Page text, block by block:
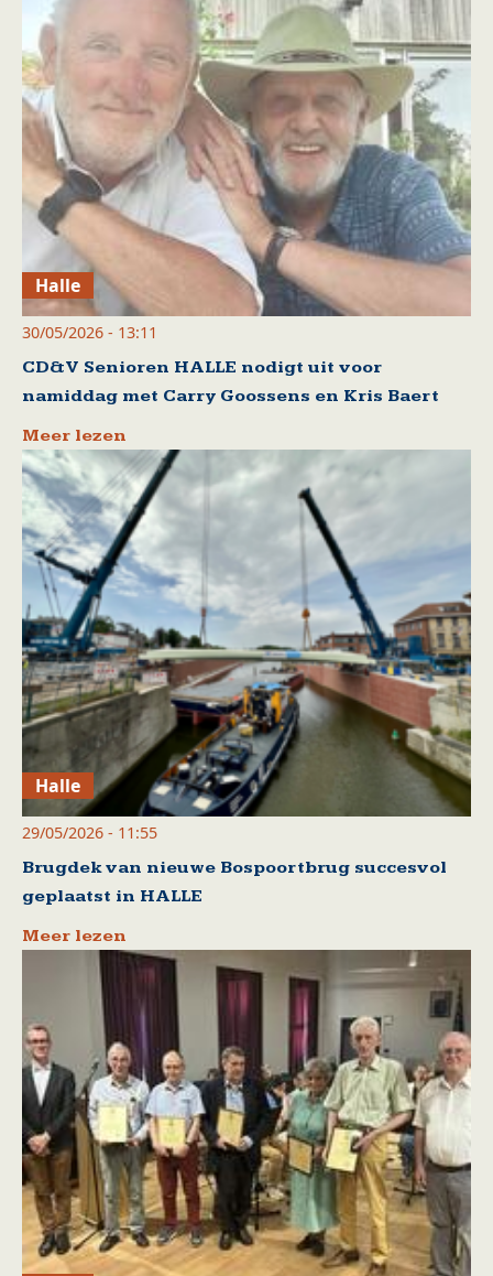
Halle
30/05/2026 - 13:11
CD&V Senioren HALLE nodigt uit voor
namiddag met Carry Goossens en Kris Baert
Meer lezen
Halle
29/05/2026 - 11:55
Brugdek van nieuwe Bospoortbrug succesvol
geplaatst in HALLE
Meer lezen